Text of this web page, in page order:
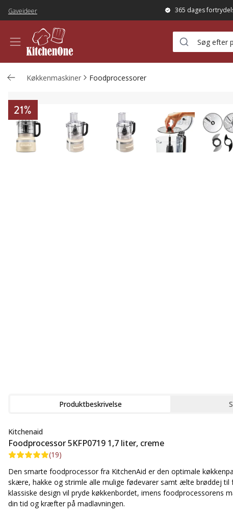
Gaveideer 365 dages
Køkkenmaskiner Foodprocessorer
Foodprocessor 5KFP0719 1,7 liter, creme
21%
Produktbeskrivelse
Kitchenaid
Foodprocessor 5KFP0719 1,7 liter, creme
(19)
Den smarte foodprocessor fra KitchenAid er den optimale
skære, hakke og strimle alle mulige fødevarer samt ælte brøddej til
klassiske design vil pryde køkkenbordet, imens foodprocessorens
din tid og kræfter på madlavningen.